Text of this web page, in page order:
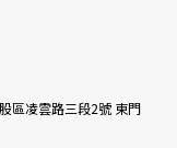
區凌雲路三段2號 東門